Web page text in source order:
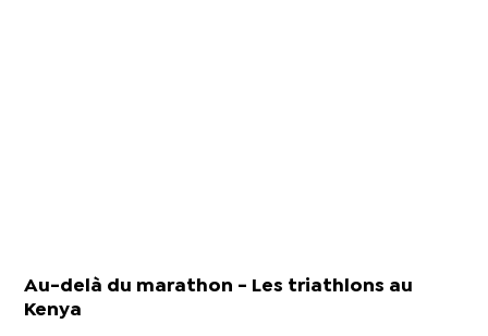
Au-delà du marathon - Les triathlons au
Kenya